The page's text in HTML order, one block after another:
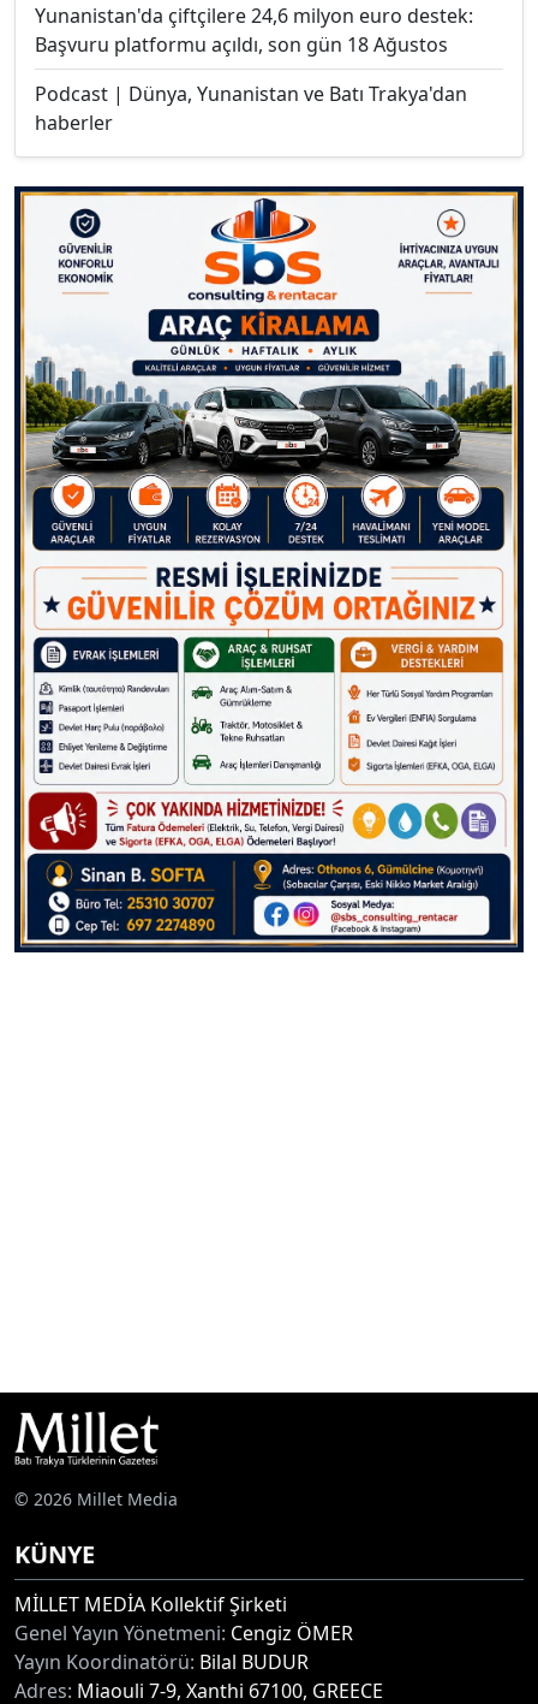
Yunanistan'da çiftçilere 24,6 milyon euro destek:
Başvuru platformu açıldı, son gün 18 Ağustos
Podcast | Dünya, Yunanistan ve Batı Trakya'dan
haberler
© 2026 Millet Media
KÜNYE
MİLLET MEDİA Kollektif Şirketi
Genel Yayın Yönetmeni: Cengiz ÖMER
Yayın Koordinatörü: Bilal BUDUR
Adres: Miaouli 7-9, Xanthi 67100, GREECE